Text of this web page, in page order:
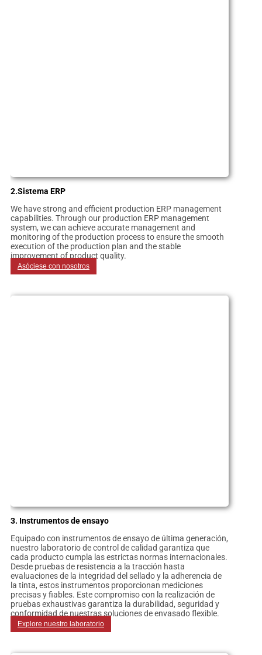
2.Sistema ERP
We have strong and efficient production ERP management
capabilities. Through our production ERP management
system, we can achieve accurate management and
monitoring of the production process to ensure the smooth
execution of the production plan and the stable
improvement of product quality.
Asóciese con nosotros
3. Instrumentos de ensayo
Equipado con instrumentos de ensayo de última generación,
nuestro laboratorio de control de calidad garantiza que
cada producto cumpla las estrictas normas internacionales.
Desde pruebas de resistencia a la tracción hasta
evaluaciones de la integridad del sellado y la adherencia de
la tinta, estos instrumentos proporcionan mediciones
precisas y fiables. Este compromiso con la realización de
pruebas exhaustivas garantiza la durabilidad, seguridad y
conformidad de nuestras soluciones de envasado flexible.
Explore nuestro laboratorio